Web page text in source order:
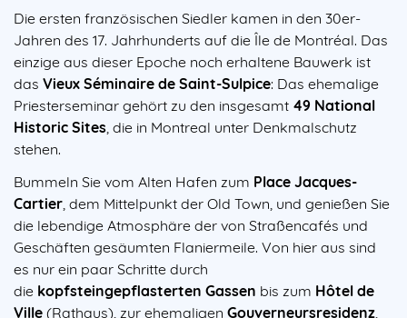
Die ersten französischen Siedler kamen in den 30er-
Jahren des 17. Jahrhunderts auf die Île de Montréal. Das
einzige aus dieser Epoche noch erhaltene Bauwerk ist
das Vieux Séminaire de Saint-Sulpice: Das ehemalige
Priesterseminar gehört zu den insgesamt 49 National
Historic Sites , die in Montreal unter Denkmalschutz
stehen.
Bummeln Sie vom Alten Hafen zum Place Jacques-
Cartier , dem Mittelpunkt der Old Town, und genießen Sie
die lebendige Atmosphäre der von Straßencafés und
Geschäften gesäumten Flaniermeile. Von hier aus sind
es nur ein paar Schritte durch
die kopfsteingepflasterten Gassen bis zum Hôtel de
Ville (Rathaus), zur ehemaligen Gouverneursresidenz